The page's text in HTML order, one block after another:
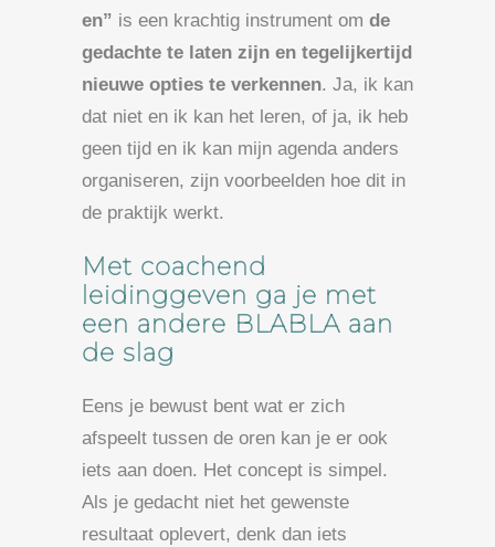
en” is een krachtig instrument om de
gedachte te laten zijn en tegelijkertijd
nieuwe opties te verkennen. Ja, ik kan
dat niet en ik kan het leren, of ja, ik heb
geen tijd en ik kan mijn agenda anders
organiseren, zijn voorbeelden hoe dit in
de praktijk werkt.
Met coachend
leidinggeven ga je met
een andere BLABLA aan
de slag
Eens je bewust bent wat er zich
afspeelt tussen de oren kan je er ook
iets aan doen. Het concept is simpel.
Als je gedacht niet het gewenste
resultaat oplevert, denk dan iets